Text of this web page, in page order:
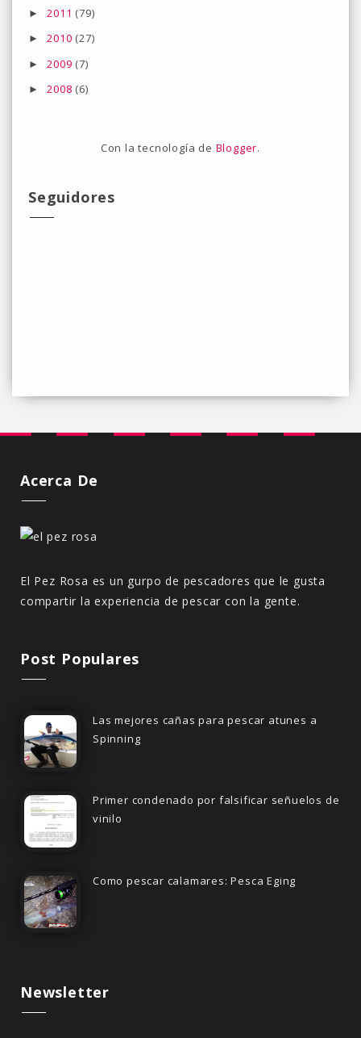
►2011 (79)
►2010 (27)
►2009 (7)
►2008 (6)
Con la tecnología de Blogger.
Seguidores
Acerca De
El Pez Rosa es un gurpo de pescadores que le gusta
compartir la experiencia de pescar con la gente.
Post Populares
Las mejores cañas para pescar atunes a
Spinning
Primer condenado por falsificar señuelos de
vinilo
Como pescar calamares: Pesca Eging
Newsletter